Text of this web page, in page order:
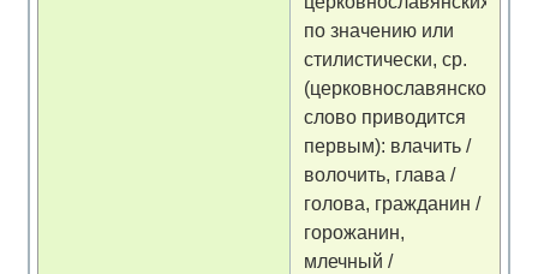
по значению или
стилистически, ср.
(церковнославянское
слово приводится
первым): влачить /
волочить, глава /
голова, гражданин /
горожанин,
млечный /